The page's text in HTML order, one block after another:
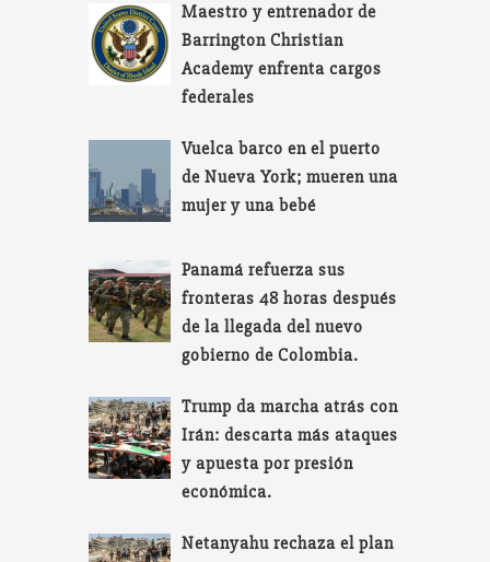
Maestro y entrenador de
Barrington Christian
Academy enfrenta cargos
federales
Vuelca barco en el puerto
de Nueva York; mueren una
mujer y una bebé
Panamá refuerza sus
fronteras 48 horas después
de la llegada del nuevo
gobierno de Colombia.
Trump da marcha atrás con
Irán: descarta más ataques
y apuesta por presión
económica.
Netanyahu rechaza el plan